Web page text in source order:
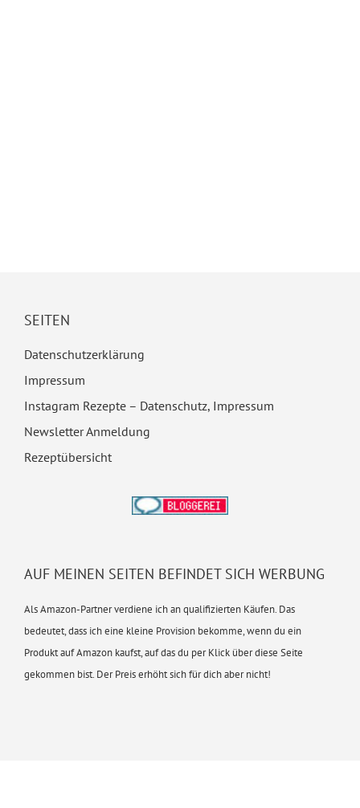
SEITEN
Datenschutzerklärung
Impressum
Instagram Rezepte – Datenschutz, Impressum
Newsletter Anmeldung
Rezeptübersicht
AUF MEINEN SEITEN BEFINDET SICH WERBUNG
Als Amazon-Partner verdiene ich an qualifizierten Käufen. Das
bedeutet, dass ich eine kleine Provision bekomme, wenn du ein
Produkt auf Amazon kaufst, auf das du per Klick über diese Seite
gekommen bist. Der Preis erhöht sich für dich aber nicht!